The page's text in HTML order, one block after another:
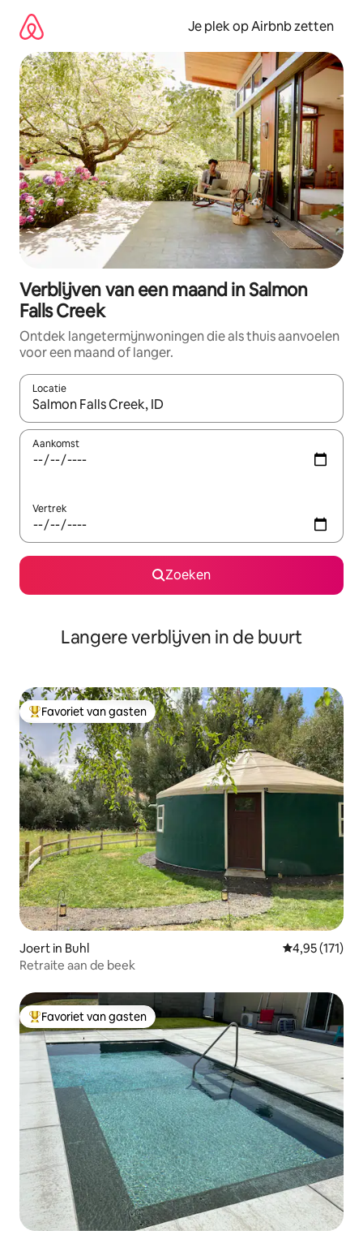
direct
naar
inhoud
Je plek op Airbnb zetten
Verblijven van een maand in Salmon
Falls Creek
Ontdek langetermijnwoningen die als thuis aanvoelen
voor een maand of langer.
Locatie
Wanneer er resultaten beschikbaar zijn, maak je een keuze
Aankomst
Vertrek
Zoeken
Langere verblijven in de buurt
Topfavoriet van gasten
Favoriet van gasten
Joert in Buhl Gemiddelde
4,95 (171)
Retraite aan de beek
Topfavoriet van gasten
Favoriet van gasten